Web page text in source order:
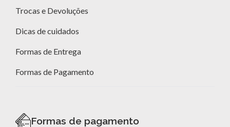
Trocas e Devoluções
Dicas de cuidados
Formas de Entrega
Formas de Pagamento
Formas de pagamento